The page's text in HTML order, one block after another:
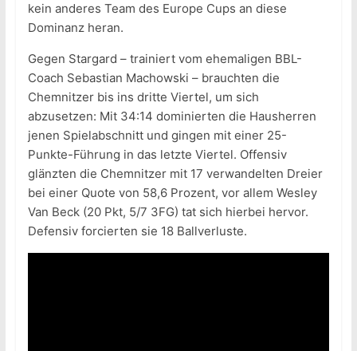
kein anderes Team des Europe Cups an diese
Dominanz heran.
Gegen Stargard – trainiert vom ehemaligen BBL-
Coach Sebastian Machowski – brauchten die
Chemnitzer bis ins dritte Viertel, um sich
abzusetzen: Mit 34:14 dominierten die Hausherren
jenen Spielabschnitt und gingen mit einer 25-
Punkte-Führung in das letzte Viertel. Offensiv
glänzten die Chemnitzer mit 17 verwandelten Dreier
bei einer Quote von 58,6 Prozent, vor allem Wesley
Van Beck (20 Pkt, 5/7 3FG) tat sich hierbei hervor.
Defensiv forcierten sie 18 Ballverluste.